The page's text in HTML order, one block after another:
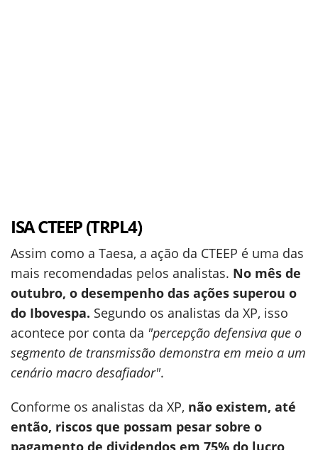
ISA CTEEP (TRPL4)
Assim como a Taesa, a ação da CTEEP é uma das
mais recomendadas pelos analistas. No mês de
outubro, o desempenho das ações superou o
do Ibovespa. Segundo os analistas da XP, isso
acontece por conta da "percepção defensiva que o
segmento de transmissão demonstra em meio a um
cenário macro desafiador".
Conforme os analistas da XP, não existem, até
então, riscos que possam pesar sobre o
pagamento de dividendos em 75% do lucro